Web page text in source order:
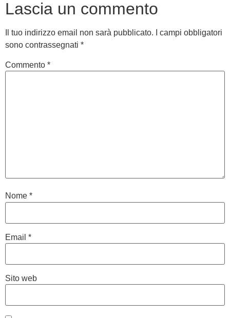
Lascia un commento
Il tuo indirizzo email non sarà pubblicato.
I campi obbligatori
sono contrassegnati *
Commento *
Nome *
Email *
Sito web